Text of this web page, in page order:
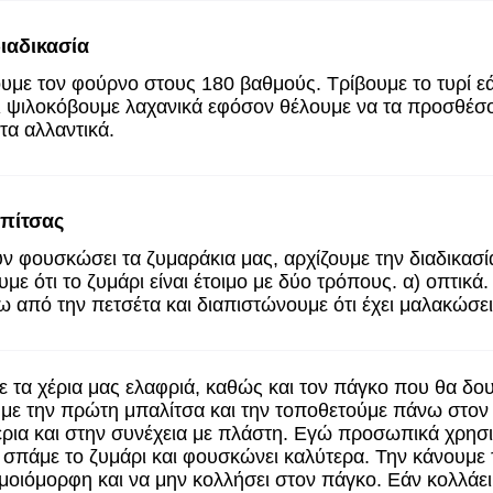
τον φούρνο στους 180 βαθμούς. Τρίβουμε το τυρί
ψιλοκόβουμε λαχανικά εφόσον θέλουμε να τα
αλλαντικά.
φουσκώσει τα ζυμαράκια μας, αρχίζουμε την
ότι το ζυμάρι είναι έτοιμο με δύο τρόπους. α)
από την πετσέτα και διαπιστώνουμε ότι έχει
τα χέρια μας ελαφριά, καθώς και τον πάγκο που θα
την πρώτη μπαλίτσα και την τοποθετούμε πάνω
και στην συνέχεια με πλάστη. Εγώ προσωπικά
σπάμε το ζυμάρι και φουσκώνει καλύτερα. Την
και να μην κολλήσει στον πάγκο. Εάν